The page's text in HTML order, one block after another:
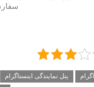
پنل نمایندگی اینستاگرام